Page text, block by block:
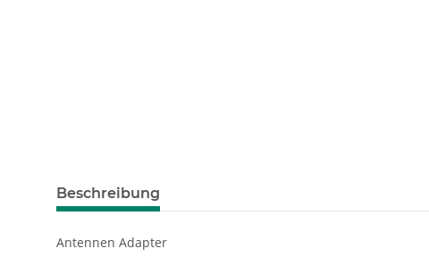
Beschreibung
Antennen Adapter